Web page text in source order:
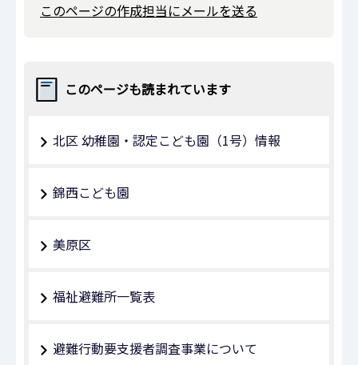
このページの作成担当にメールを送る
このページも読まれています
北区 幼稚園・認定こども園（1号）情報
錦西こども園
美原区
福祉避難所一覧表
避難行動要支援者調査事業について